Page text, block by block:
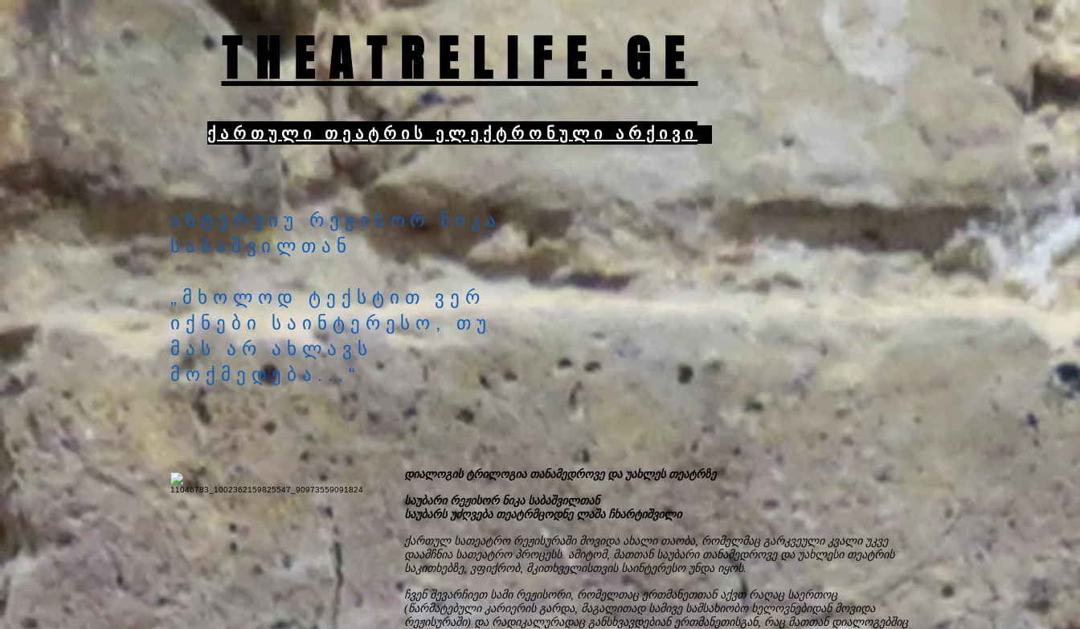
THEATRELIFE.GE
ქართული თეატრის ელექტრონული არქივი
ინტერვიუ რეჟისორ ნიკა
საბაშვილთან
„მხოლოდ ტექსტით ვერ
იქნები საინტერესო, თუ
მას არ ახლავს
მოქმედება...“
დიალოგის ტრილოგია თანამედროვე და უახლეს თეატრზე
საუბარი რეჟისორ ნიკა საბაშვილთან
საუბარს უძღვება თეატრმცოდნე ლაშა ჩხარტიშვილი
ქართულ სათეატრო რეჟისურაში მოვიდა ახალი თაობა, რომელმაც გარკვეული კვალი უკვე
დაამჩნია სათეატრო პროცესს. ამიტომ, მათთან საუბარი თანამედროვე და უახლესი თეატრის
საკითხებზე, ვფიქრობ, მკითხველისთვის საინტერესო უნდა იყოს.
ჩვენ შევარჩიეთ სამი რეჟისორი, რომელთაც ერთმანეთთან აქვთ რაღაც საერთოც
(წარმატებული კარიერის გარდა, მაგალითად სამივე სამსახიობო ხელოვნებიდან მოვიდა
რეჟისურაში) და რადიკალურადაც განსხვავდებიან ერთმანეთისგან, რაც მათთან დიალოგებშიც